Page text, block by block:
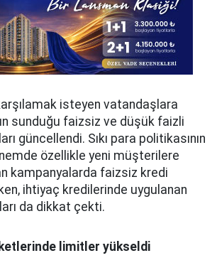
isteyen vatandaşlara
sunduğu faizsiz ve düşük faizli
güncellendi. Sıkı para politikasının
özellikle yeni müşterilere
kampanyalarda faizsiz kredi
ihtiyaç kredilerinde uygulanan
da dikkat çekti.
limitler yükseldi